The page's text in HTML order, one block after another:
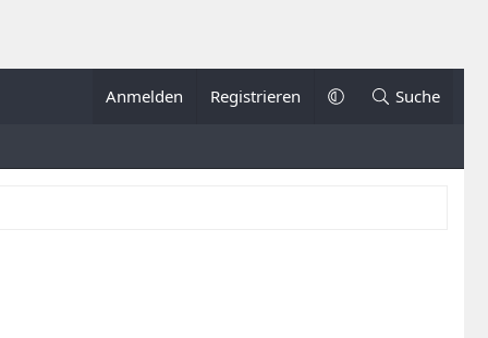
Anmelden Registrieren Suche